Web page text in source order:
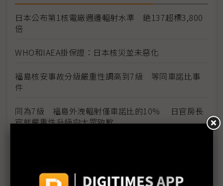
日本公布第1核電廠週邊輻射水準 銫137超標3,800
倍
WHO和IAEA掛保證：日本核災並未惡化
福島核安事故分級嚴重性調高到7級 等同車諾比事
件
同為7級 福島外洩輻射僅車諾比的10% 日官房長
官就嚴重性升級向大眾致歉
福島核爐恐再臨界？部分媒體何苦斷章取義？